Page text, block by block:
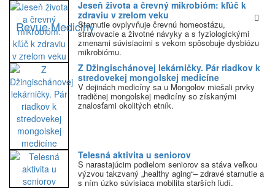
Revue Mediciny
Jeseň života a črevný mikrobióm: kľúč k
zdraviu v zrelom veku
Starnutie ovplyvňuje črevnú homeostázu,
stravovacie a životné návyky a s fyziologickými
zmenami súvisiacimi s vekom spôsobuje dysbiózu
mikrobiómu.
Z Džingischánovej lekárničky. Pár riadkov k
stredovekej mongolskej medicíne
V dejinách medicíny sa u Mongolov miešali prvky
tradičnej mongolskej medicíny so získanými
znalosťami okolitých etník.
Telesná aktivita u seniorov
S narastajúcim podielom seniorov sa stáva veľkou
výzvou takzvaný „healthy aging“– zdravé starnutie a
s ním úzko súvisiaca mobilita starších ľudí.